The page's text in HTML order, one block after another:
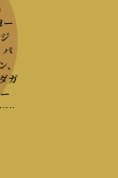
ー
パ
、
ガ